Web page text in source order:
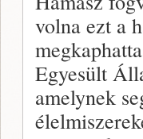
volna ezt a
Egyesült
amelynek